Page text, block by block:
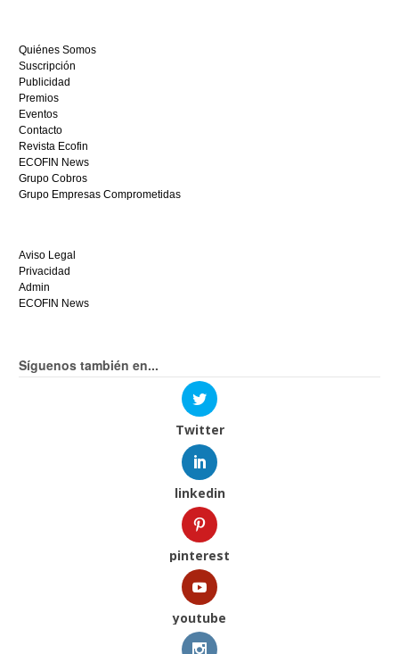
ganar
hoy
mismo.
Quiénes Somos
Suscripción
Publicidad
Premios
Eventos
Contacto
Revista Ecofin
ECOFIN News
Grupo Cobros
Grupo Empresas Comprometidas
Aviso Legal
Privacidad
Admin
ECOFIN News
Síguenos también en...
Twitter
linkedin
pinterest
youtube